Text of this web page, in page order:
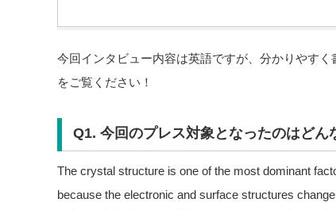
今回インタビュー内容は英語ですが、分かりやす
をご覧ください！
Q1. 今回のプレス対象となったのはどん
The crystal structure is one of the most dominant
because the electronic and surface structures